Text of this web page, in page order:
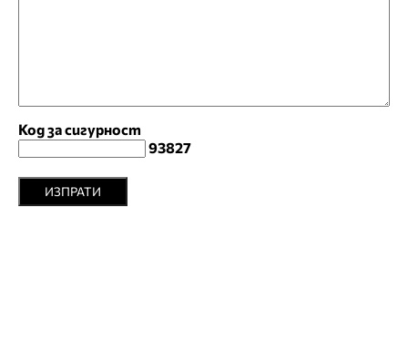
Код за сигурност
93827
ИЗПРАТИ